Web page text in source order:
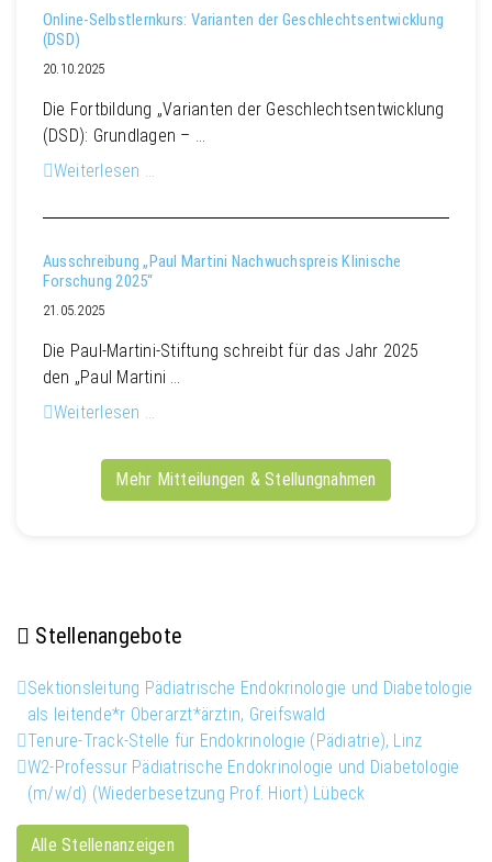
Online-Selbstlernkurs: Varianten der Geschlechtsentwicklung
(DSD)
20.10.2025
Die Fortbildung „Varianten der Geschlechtsentwicklung
(DSD): Grundlagen – …
Weiterlesen …
Ausschreibung „Paul Martini Nachwuchspreis Klinische
Forschung 2025“
21.05.2025
Die Paul-Martini-Stiftung schreibt für das Jahr 2025
den „Paul Martini …
Weiterlesen …
Mehr Mitteilungen & Stellungnahmen
Stellenangebote
Sektionsleitung Pädiatrische Endokrinologie und Diabetologie
als leitende*r Oberarzt*ärztin, Greifswald
Tenure-Track-Stelle für Endokrinologie (Pädiatrie), Linz
W2-Professur Pädiatrische Endokrinologie und Diabetologie
(m/w/d) (Wiederbesetzung Prof. Hiort) Lübeck
Alle Stellenanzeigen